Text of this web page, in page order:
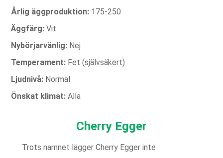
Årlig äggproduktion: 175-250
Äggfärg: Vit
Nybörjarvänlig: Nej
Temperament: Fet (självsäkert)
Ljudnivå: Normal
Önskat klimat: Alla
Cherry Egger
Trots namnet lägger Cherry Egger inte